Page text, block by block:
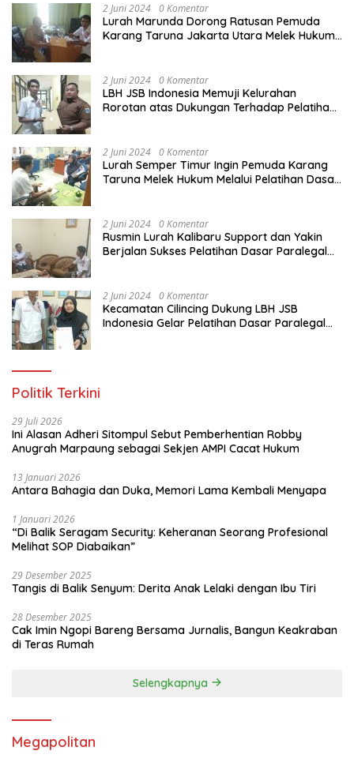
2 Juni 2024 0 Komentar
Lurah Marunda Dorong Ratusan Pemuda
Karang Taruna Jakarta Utara Melek Hukum
2 Juni 2024 0 Komentar
LBH JSB Indonesia Memuji Kelurahan
Rorotan atas Dukungan Terhadap Pelatihan
2 Juni 2024 0 Komentar
Lurah Semper Timur Ingin Pemuda Karang
Taruna Melek Hukum Melalui Pelatihan Dasar
2 Juni 2024 0 Komentar
Rusmin Lurah Kalibaru Support dan Yakin
Berjalan Sukses Pelatihan Dasar Paralegal
2 Juni 2024 0 Komentar
Kecamatan Cilincing Dukung LBH JSB
Indonesia Gelar Pelatihan Dasar Paralegal
Politik Terkini
29 Juli 2026
Ini Alasan Adheri Sitompul Sebut Pemberhentian Robby
Anugrah Marpaung sebagai Sekjen AMPI Cacat Hukum
13 Januari 2026
Antara Bahagia dan Duka, Memori Lama Kembali Menyapa
1 Januari 2026
“Di Balik Seragam Security: Keheranan Seorang Profesional
Melihat SOP Diabaikan”
29 Desember 2025
Tangis di Balik Senyum: Derita Anak Lelaki dengan Ibu Tiri
28 Desember 2025
Cak Imin Ngopi Bareng Bersama Jurnalis, Bangun Keakraban
di Teras Rumah
Selengkapnya
Megapolitan